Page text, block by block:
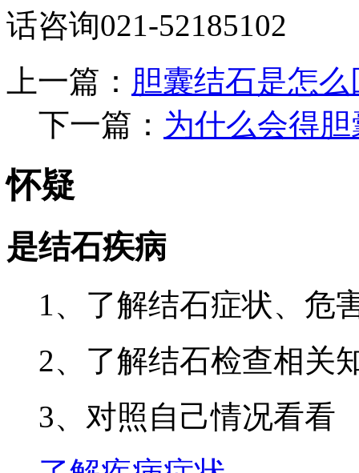
话咨询021-52185102
上一篇： 胆囊结石是怎么
下一篇： 为什么会得胆
怀疑
是结石疾病
1、了解结石症状、危
2、了解结石检查相关
3、对照自己情况看看